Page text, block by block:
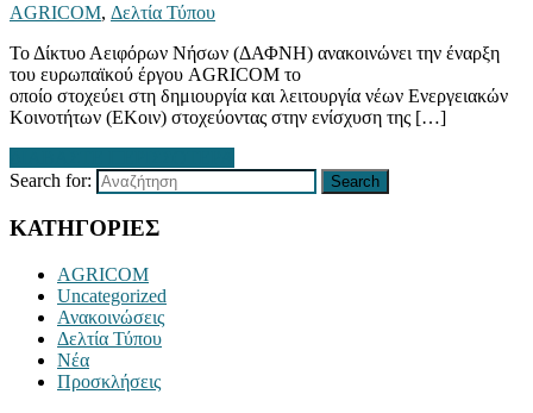
AGRICOM, Δελτία Τύπου
Το Δίκτυο Αειφόρων Νήσων (ΔΑΦΝΗ) ανακοινώνει την έναρξη
του ευρωπαϊκού έργου AGRICOM το
οποίο στοχεύει στη δημιουργία και λειτουργία νέων Ενεργειακών
Κοινοτήτων (ΕΚοιν) στοχεύοντας στην ενίσχυση της […]
Search for:
Search
ΚΑΤΗΓΟΡΙΕΣ
AGRICOM
Uncategorized
Ανακοινώσεις
Δελτία Τύπου
Νέα
Προσκλήσεις